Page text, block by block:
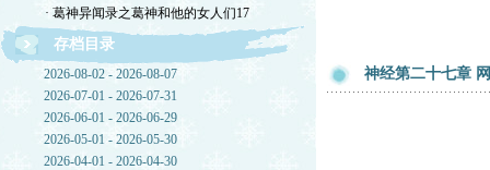
· 葛神异闻录之葛神和他的女人们17
存档目录
2026-08-02 - 2026-08-07
2026-07-01 - 2026-07-31
2026-06-01 - 2026-06-29
2026-05-01 - 2026-05-30
2026-04-01 - 2026-04-30
神经第二十七章